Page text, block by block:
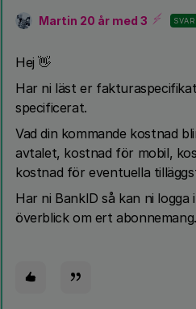
Martin 20 år med 3 SVAR
​Hej 👋
Har ni läst er
specificerat.
Vad din kommande kostnad
avtalet, kostnad för mobil,
kostnad för eventuella
Har ni BankID så kan ni
överblick om ert abonnemang.